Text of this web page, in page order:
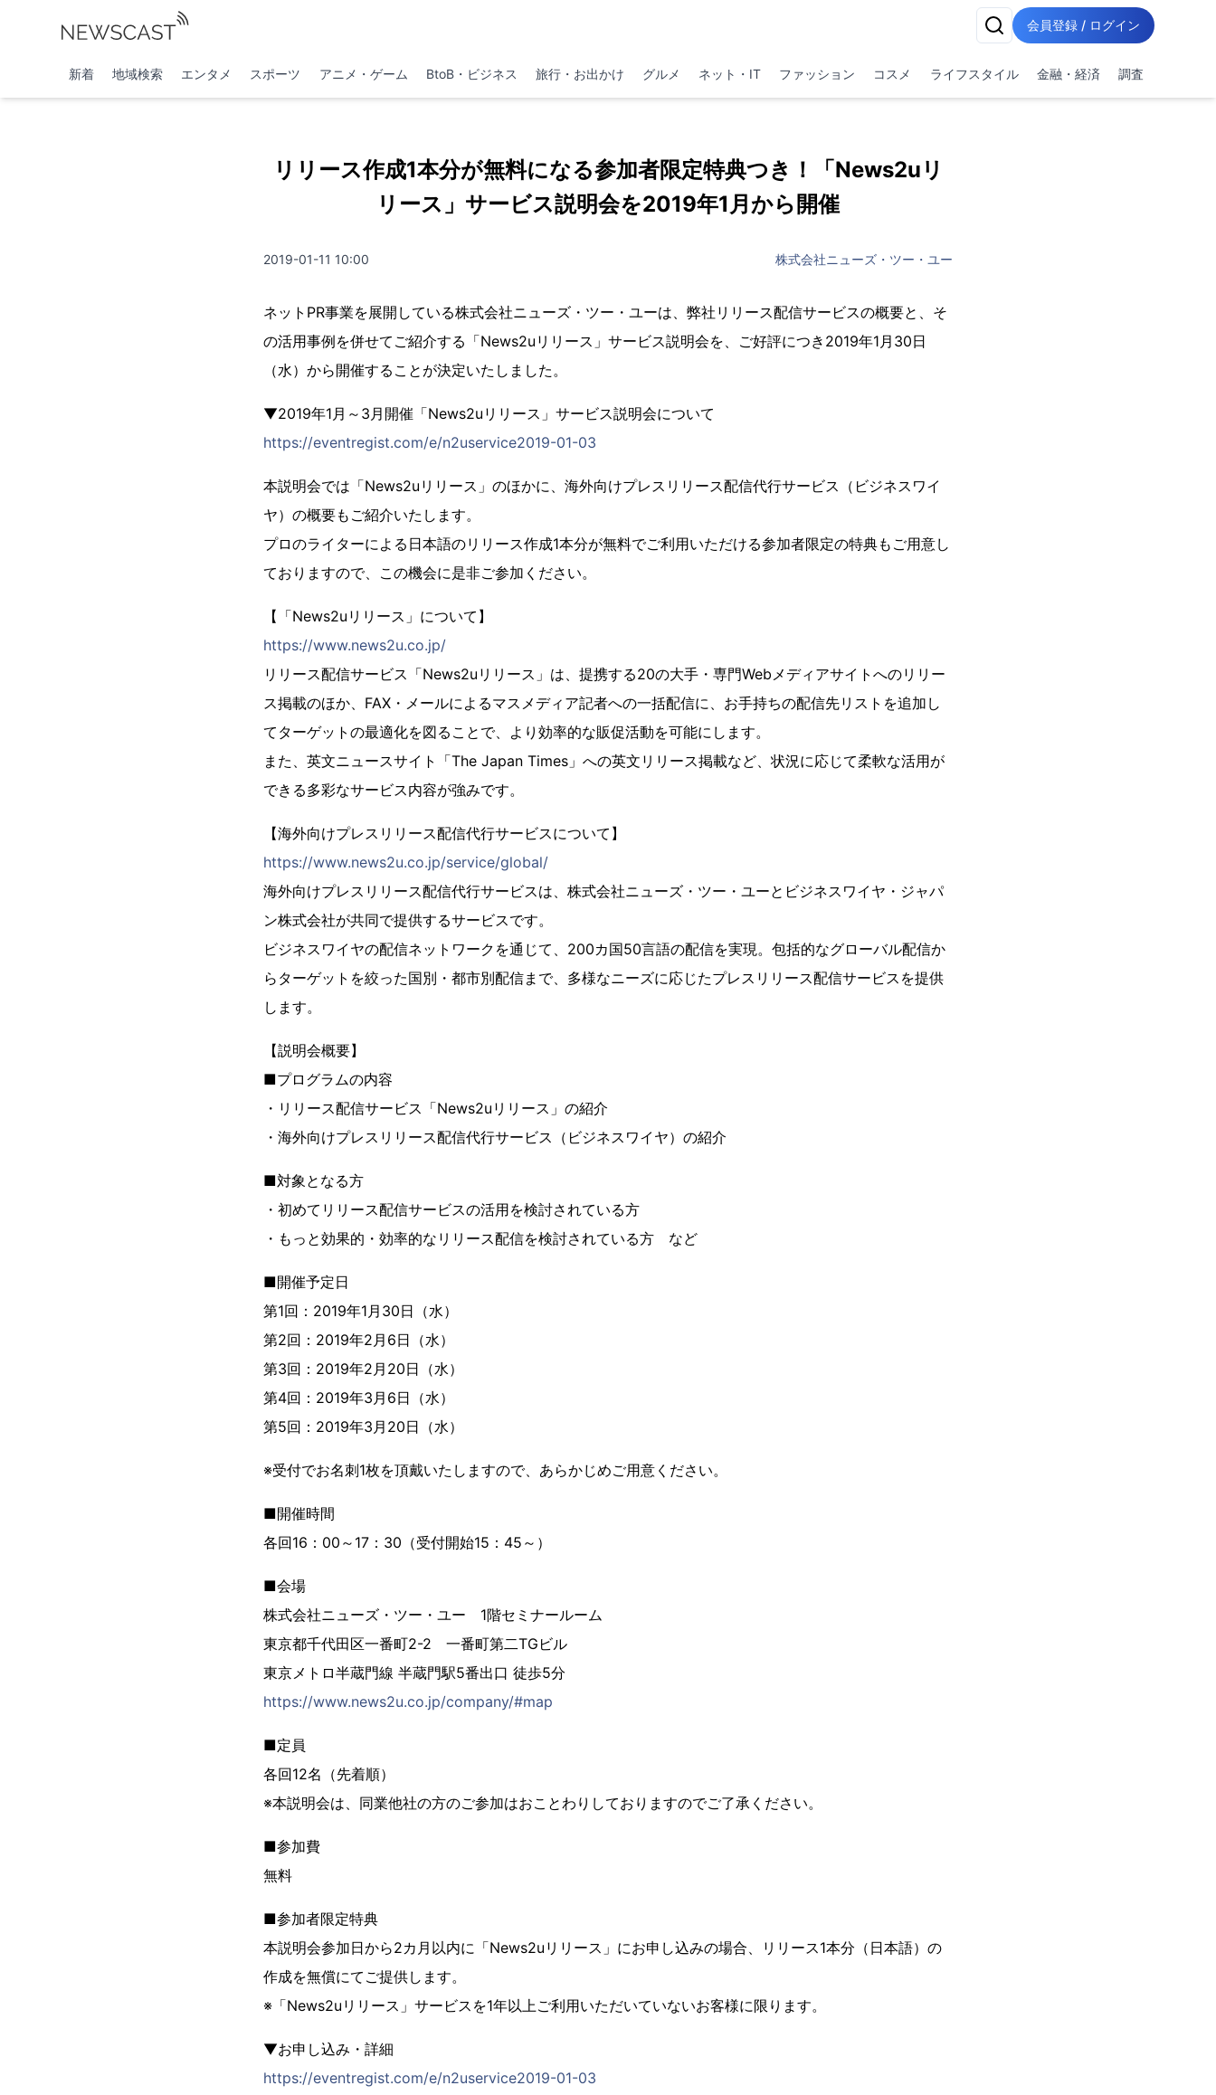
会員登録 / ログイン
新着 地域検索 エンタメ スポーツ アニメ・ゲーム BtoB・ビジネス 旅行・お出かけ グルメ ネット・IT ファッション コスメ ライフスタイル 金融・経済 調査
リリース作成1本分が無料になる参加者限定特典つき！「News2uリ
リース」サービス説明会を2019年1月から開催
2019-01-11 10:00 株式会社ニューズ・ツー・ユー
ネットPR事業を展開している株式会社ニューズ・ツー・ユーは、弊社リリース配信サービスの概要と、そ
の活用事例を併せてご紹介する「News2uリリース」サービス説明会を、ご好評につき2019年1月30日
（水）から開催することが決定いたしました。
▼2019年1月～3月開催「News2uリリース」サービス説明会について
https://eventregist.com/e/n2uservice2019-01-03
本説明会では「News2uリリース」のほかに、海外向けプレスリリース配信代行サービス（ビジネスワイ
ヤ）の概要もご紹介いたします。
プロのライターによる日本語のリリース作成1本分が無料でご利用いただける参加者限定の特典もご用意し
ておりますので、この機会に是非ご参加ください。
【「News2uリリース」について】
https://www.news2u.co.jp/
リリース配信サービス「News2uリリース」は、提携する20の大手・専門Webメディアサイトへのリリー
ス掲載のほか、FAX・メールによるマスメディア記者への一括配信に、お手持ちの配信先リストを追加し
てターゲットの最適化を図ることで、より効率的な販促活動を可能にします。
また、英文ニュースサイト「The Japan Times」への英文リリース掲載など、状況に応じて柔軟な活用が
できる多彩なサービス内容が強みです。
【海外向けプレスリリース配信代行サービスについて】
https://www.news2u.co.jp/service/global/
海外向けプレスリリース配信代行サービスは、株式会社ニューズ・ツー・ユーとビジネスワイヤ・ジャパ
ン株式会社が共同で提供するサービスです。
ビジネスワイヤの配信ネットワークを通じて、200カ国50言語の配信を実現。包括的なグローバル配信か
らターゲットを絞った国別・都市別配信まで、多様なニーズに応じたプレスリリース配信サービスを提供
します。
【説明会概要】
■プログラムの内容
・リリース配信サービス「News2uリリース」の紹介
・海外向けプレスリリース配信代行サービス（ビジネスワイヤ）の紹介
■対象となる方
・初めてリリース配信サービスの活用を検討されている方
・もっと効果的・効率的なリリース配信を検討されている方 など
■開催予定日
第1回：2019年1月30日（水）
第2回：2019年2月6日（水）
第3回：2019年2月20日（水）
第4回：2019年3月6日（水）
第5回：2019年3月20日（水）
※受付でお名刺1枚を頂戴いたしますので、あらかじめご用意ください。
■開催時間
各回16：00～17：30（受付開始15：45～）
■会場
株式会社ニューズ・ツー・ユー 1階セミナールーム
東京都千代田区一番町2-2 一番町第二TGビル
東京メトロ半蔵門線 半蔵門駅5番出口 徒歩5分
https://www.news2u.co.jp/company/#map
■定員
各回12名（先着順）
※本説明会は、同業他社の方のご参加はおことわりしておりますのでご了承ください。
■参加費
無料
■参加者限定特典
本説明会参加日から2カ月以内に「News2uリリース」にお申し込みの場合、リリース1本分（日本語）の
作成を無償にてご提供します。
※「News2uリリース」サービスを1年以上ご利用いただいていないお客様に限ります。
▼お申し込み・詳細
https://eventregist.com/e/n2uservice2019-01-03